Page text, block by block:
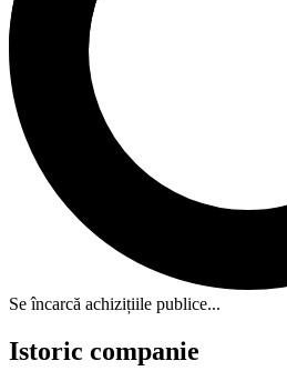
Se încarcă achizițiile publice...
Istoric companie